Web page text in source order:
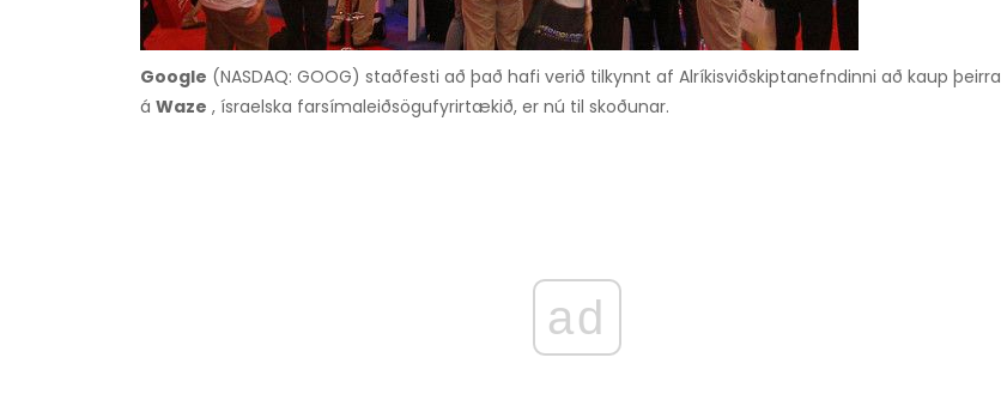
Google (NASDAQ: GOOG) staðfesti að það hafi verið tilkynnt af Alríkisviðskiptanefndinni að kaup þeirra
á Waze , ísraelska farsímaleiðsögufyrirtækið, er nú til skoðunar.
ad